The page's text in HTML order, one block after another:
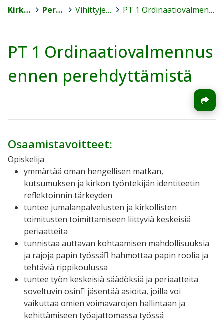
Kirkon koulutus - Suomen ev.lut. kirkko Perehdyttäminen Vihittyjen pappien perehdyttäminen työhön seurakunnassa (PT 2) > PT 1 Ordinaatiovalmennus ennen perehdyttämistä
PT 1 Ordinaatiovalmennus
ennen perehdyttämistä
Osaamistavoitteet:
Opiskelija
ymmärtää oman hengellisen matkan,
kutsumuksen ja kirkon työntekijän identiteetin
reflektoinnin tärkeyden
tuntee jumalanpalvelusten ja kirkollisten
toimitusten toimittamiseen liittyviä keskeisiä
periaatteita
tunnistaa auttavan kohtaamisen mahdollisuuksia
ja rajoja papin työssä hahmottaa papin roolia ja
tehtäviä rippikoulussa
tuntee työn keskeisiä säädöksiä ja periaatteita
soveltuvin osin jäsentää asioita, joilla voi
vaikuttaa omien voimavarojen hallintaan ja
kehittämiseen työajattomassa työssä